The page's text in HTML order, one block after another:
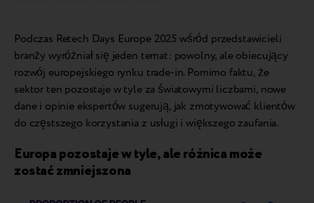
Podczas Retech Days Europe 2025 wśród przedstawicieli
branży wyróżniał się jeden temat: powolny, ale obiecujący
rozwój europejskiego rynku trade-in. Pomimo faktu, że
sektor ten pozostaje w tyle za światowymi liczbami, nowe
dane i opinie ekspertów sugerują, jak zmotywować klientów
do częstszego korzystania z usługi i większego zaufania.
Europa pozostaje w tyle, ale różnica może
zostać zmniejszona